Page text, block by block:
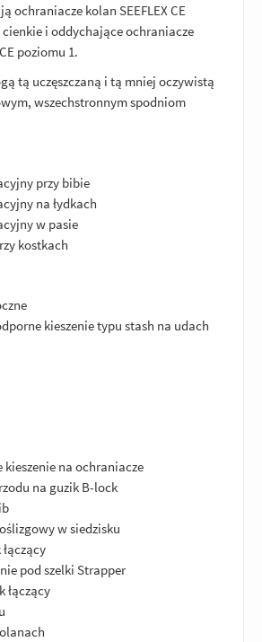
ochraniacze kolan SEEFLEX CE
cienkie i oddychające ochraniacze
poziomu 1.
tą uczęszczaną i tą mniej oczywistą
wszechstronnym spodniom
przy bibie
na łydkach
w pasie
kostkach
kieszenie typu stash na udach
kieszenie na ochraniacze
na guzik B-lock
w siedzisku
łączący
pod szelki Strapper
łączący